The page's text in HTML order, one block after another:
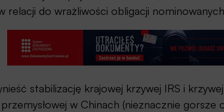
relacji do wrażliwości obligacji
stabilizację krajowej krzywej IRS i
w Chinach (nieznacznie gorsze